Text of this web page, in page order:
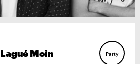
Lagué Moin Party